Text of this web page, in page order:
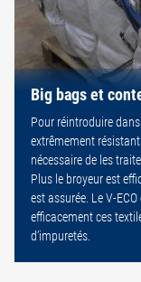
Big bags et
Pour réintroduire
extrêmement
nécessaire de les
Plus le broyeur est
est assurée. Le V-
efficacement ces
d’impuretés.